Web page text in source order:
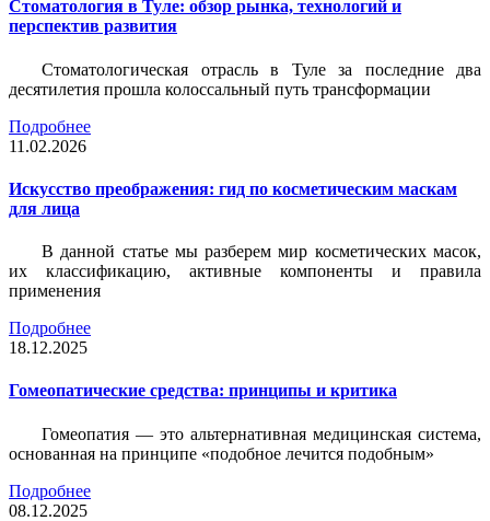
Стоматология в Туле: обзор рынка, технологий и
перспектив развития
Стоматологическая отрасль в Туле за последние два
десятилетия прошла колоссальный путь трансформации
Подробнее
11.02.2026
Искусство преображения: гид по косметическим маскам
для лица
В данной статье мы разберем мир косметических масок,
их классификацию, активные компоненты и правила
применения
Подробнее
18.12.2025
Гомеопатические средства: принципы и критика
Гомеопатия — это альтернативная медицинская система,
основанная на принципе «подобное лечится подобным»
Подробнее
08.12.2025